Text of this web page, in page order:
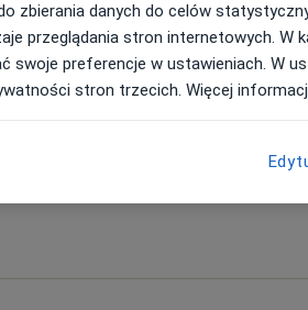
00, 510 282 562
zbierania danych do celów
przeglądania stron internetowych. W
swoje preferencje w ustawieniach. W
stron trzecich. Więcej